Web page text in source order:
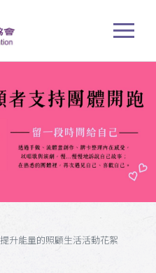
升能量的照顧生活活動花絮